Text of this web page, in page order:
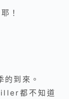
！
的到來。
都不知道